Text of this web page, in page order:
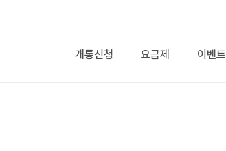
개통신청 요금제 이벤트